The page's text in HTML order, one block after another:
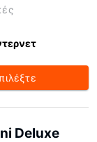
Deluxe